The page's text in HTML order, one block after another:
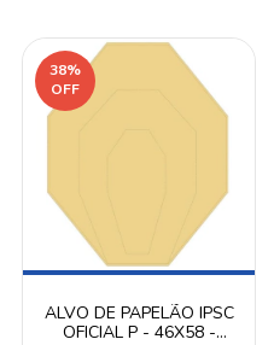
38%
OFF
ALVO DE PAPELÃO IPSC
OFICIAL P - 46X58 -